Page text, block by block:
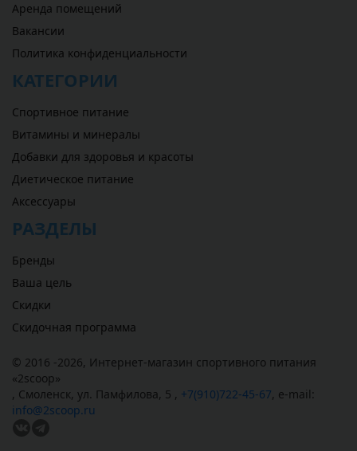
Аренда помещений
Вакансии
Политика конфиденциальности
КАТЕГОРИИ
Спортивное питание
Витамины и минералы
Добавки для здоровья и красоты
Диетическое питание
Аксессуары
РАЗДЕЛЫ
Бренды
Ваша цель
Скидки
Скидочная программа
© 2016 -2026, Интернет-магазин спортивного питания
«2scoop»
, Смоленск, ул. Памфилова, 5 , +7(910)722-45-67, e-mail:
info@2scoop.ru